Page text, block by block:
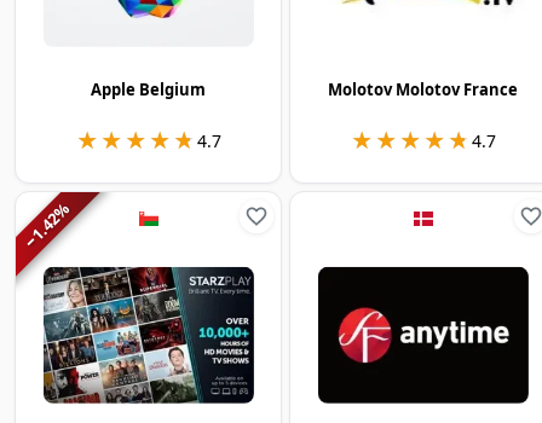
Apple Belgium
★★★★★
★★★★★ 4.7
Molotov Molotov France
★★★★★
★★★★★ 4.7
−
1.42
%